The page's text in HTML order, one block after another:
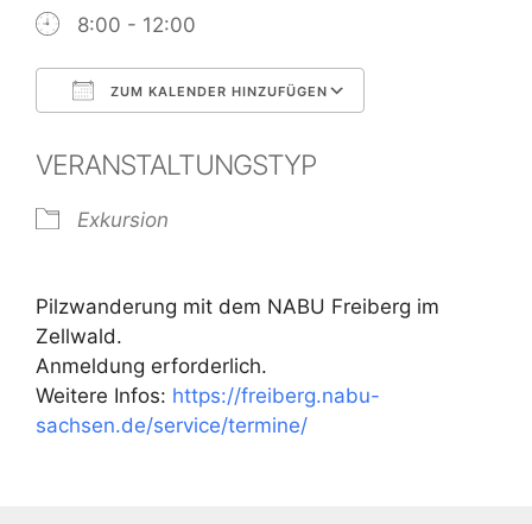
8:00 - 12:00
ZUM KALENDER HINZUFÜGEN
VERANSTALTUNGSTYP
Exkursion
Pilzwanderung mit dem NABU Freiberg im
Zellwald.
Anmeldung erforderlich.
Weitere Infos: https://freiberg.nabu-
sachsen.de/service/termine/